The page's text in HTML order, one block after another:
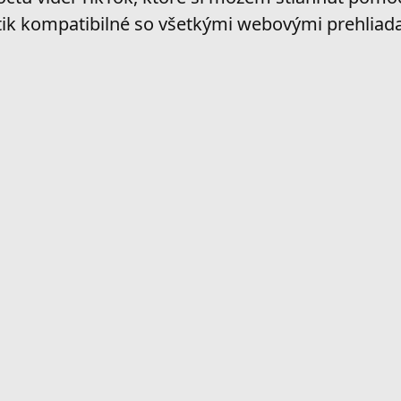
kompatibilné so všetkými webovými